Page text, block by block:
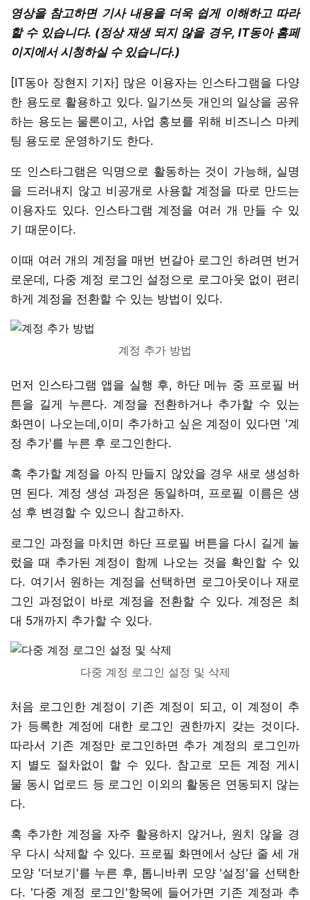
영상을 참고하면 기사 내용을 더욱 쉽게 이해하고 따라
할 수 있습니다. (정상 재생 되지 않을 경우, IT동아 홈페
이지에서 시청하실 수 있습니다.)
[IT동아 장현지 기자] 많은 이용자는 인스타그램을 다양
한 용도로 활용하고 있다. 일기쓰듯 개인의 일상을 공유
하는 용도는 물론이고, 사업 홍보를 위해 비즈니스 마케
팅 용도로 운영하기도 한다.
또 인스타그램은 익명으로 활동하는 것이 가능해, 실명
을 드러내지 않고 비공개로 사용할 계정을 따로 만드는
이용자도 있다. 인스타그램 계정을 여러 개 만들 수 있
기 때문이다.
이때 여러 개의 계정을 매번 번갈아 로그인 하려면 번거
로운데, 다중 계정 로그인 설정으로 로그아웃 없이 편리
하게 계정을 전환할 수 있는 방법이 있다.
계정 추가 방법
먼저 인스타그램 앱을 실행 후, 하단 메뉴 중 프로필 버
튼을 길게 누른다. 계정을 전환하거나 추가할 수 있는
화면이 나오는데,이미 추가하고 싶은 계정이 있다면 '계
정 추가'를 누른 후 로그인한다.
혹 추가할 계정을 아직 만들지 않았을 경우 새로 생성하
면 된다. 계정 생성 과정은 동일하며, 프로필 이름은 생
성 후 변경할 수 있으니 참고하자.
로그인 과정을 마치면 하단 프로필 버튼을 다시 길게 눌
렀을 때 추가된 계정이 함께 나오는 것을 확인할 수 있
다. 여기서 원하는 계정을 선택하면 로그아웃이나 재로
그인 과정없이 바로 계정을 전환할 수 있다. 계정은 최
대 5개까지 추가할 수 있다.
다중 계정 로그인 설정 및 삭제
처음 로그인한 계정이 기존 계정이 되고, 이 계정이 추
가 등록한 계정에 대한 로그인 권한까지 갖는 것이다.
따라서 기존 계정만 로그인하면 추가 계정의 로그인까
지 별도 절차없이 할 수 있다. 참고로 모든 계정 게시
물 동시 업로드 등 로그인 이외의 활동은 연동되지 않는
다.
혹 추가한 계정을 자주 활용하지 않거나, 원치 않을 경
우 다시 삭제할 수 있다. 프로필 화면에서 상단 줄 세 개
모양 '더보기'를 누른 후, 톱니바퀴 모양 '설정'을 선택한
다. '다중 계정 로그인'항목에 들어가면 기존 계정과 추